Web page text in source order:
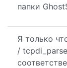
папки
Я только
/